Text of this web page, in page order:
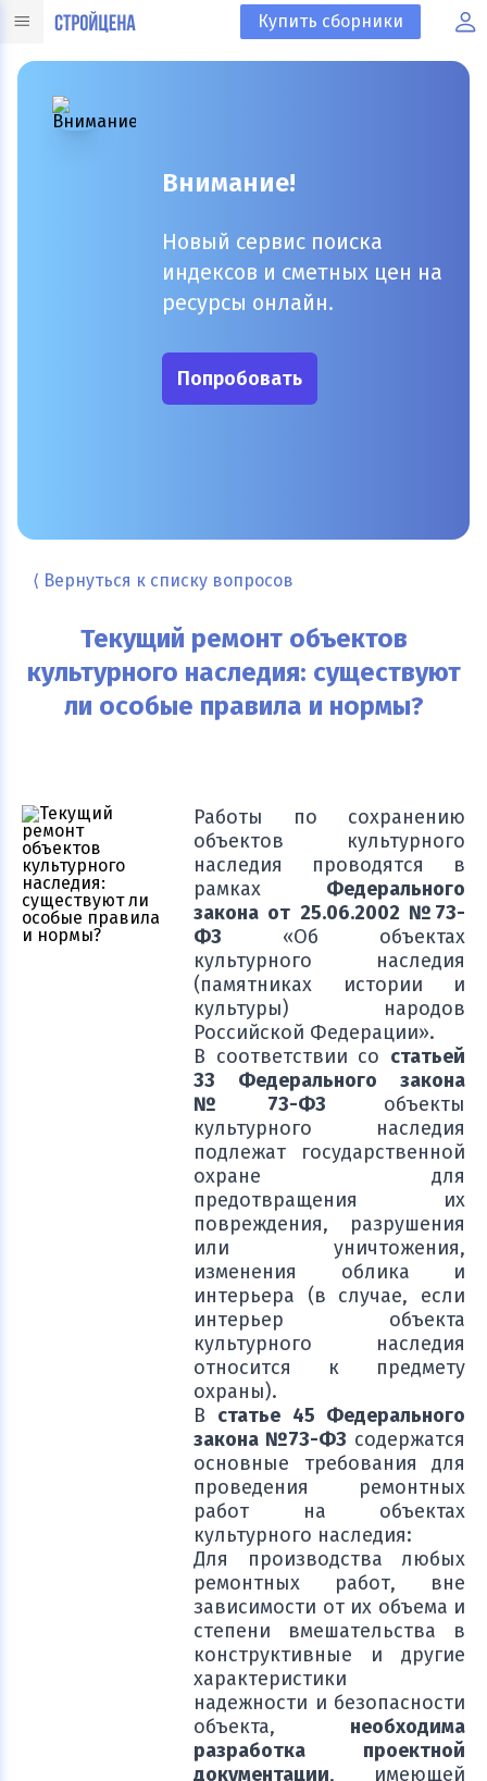
Купить сборники
Внимание!
Новый сервис поиска
индексов и сметных цен на
ресурсы онлайн.
Попробовать
⟨ Вернуться к списку вопросов
Текущий ремонт объектов
культурного наследия: существуют
ли особые правила и нормы?
Работы по сохранению
объектов культурного
наследия проводятся в
рамках Федерального
закона от 25.06.2002 №73-
ФЗ «Об объектах
культурного наследия
(памятниках истории и
культуры) народов
Российской Федерации».
В соответствии со статьей
33 Федерального закона
№73-ФЗ объекты
культурного наследия
подлежат государственной
охране для
предотвращения их
повреждения, разрушения
или уничтожения,
изменения облика и
интерьера (в случае, если
интерьер объекта
культурного наследия
относится к предмету
охраны).
В статье 45 Федерального
закона №73-ФЗ содержатся
основные требования для
проведения ремонтных
работ на объектах
культурного наследия:
Для производства любых
ремонтных работ, вне
зависимости от их объема и
степени вмешательства в
конструктивные и другие
характеристики
надежности и безопасности
объекта, необходима
разработка проектной
документации, имеющей